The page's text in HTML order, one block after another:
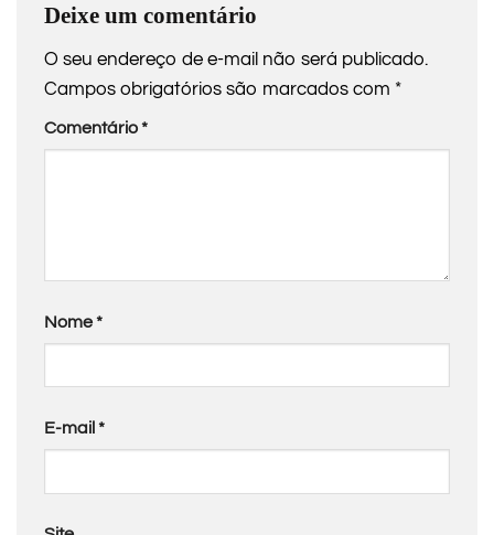
Deixe um comentário
O seu endereço de e-mail não será publicado.
Campos obrigatórios são marcados com *
Comentário*
Nome*
E-mail *